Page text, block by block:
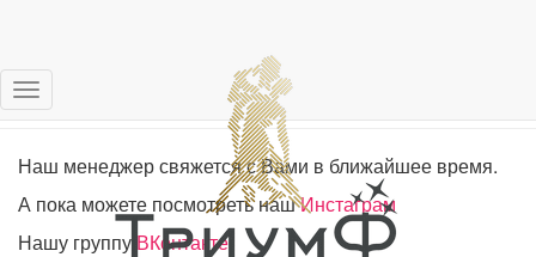
Переключить
Спасибо за заявку!
Наш менеджер свяжется с Вами в ближайшее время.
А пока можете посмотреть нашИнстаграм
Нашу группу ВКонтакте